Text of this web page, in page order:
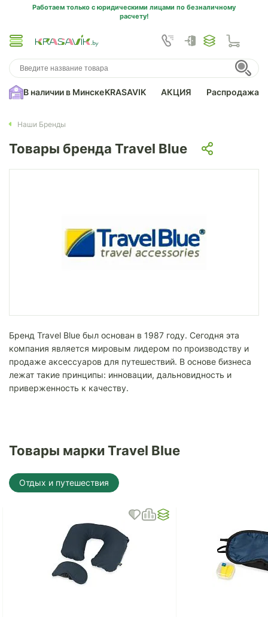
Работаем только с юридическими лицами по безналичному
расчету!
В наличии в МинскеKRASAVIK АКЦИЯ Распродажа
Наши Бренды
Товары бренда Travel Blue
Бренд Travel Blue был основан в 1987 году. Сегодня эта
компания является мировым лидером по производству и
продаже аксессуаров для путешествий. В основе бизнеса
лежат такие принципы: инновации, дальновидность и
приверженность к качеству.
Товары марки Travel Blue
Отдых и путешествия